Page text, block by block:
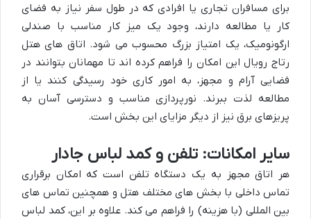
برای مسافران تجاری یا افرادی که در طول سفر نیاز به فضای
کار یا مطالعه دارند، وجود یک میز کار مناسب با صندلی
ارگونومیک، یک امتیاز بزرگ محسوب می شود. اتاق های هتل
رتاج رویال این امکان را فراهم کرده اند تا مهمانان بتوانند در
فضایی آرام و مجهز، به امور کاری خود رسیدگی کنند یا از
مطالعه لذت ببرند. نورپردازی مناسب و دسترسی آسان به
پریزهای برق نیز از دیگر مزایای این بخش است.
سایر امکانات: تلفن و کمد لباس جادار
هر اتاق مجهز به یک دستگاه تلفن است که امکان برقراری
تماس داخلی با بخش های مختلف هتل و همچنین تماس های
بین المللی (با هزینه) را فراهم می کند. علاوه بر این، کمد لباس